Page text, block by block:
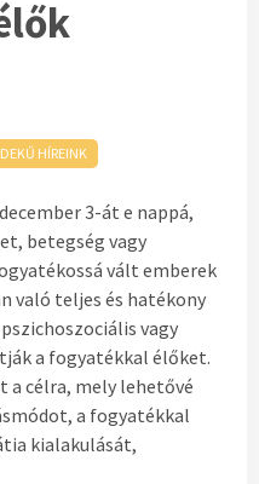
HÍREINK
3-át e nappá,
betegség vagy
vált emberek
való teljes és hatékony
vagy
a fogyatékkal élőket.
a célra, mely lehetővé
a fogyatékkal
kialakulását,